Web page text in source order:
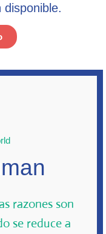
disponible.
razones son
se reduce a